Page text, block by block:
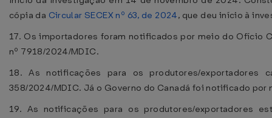
cópia da Circular SECEX nº 63, de 2024, que deu início à
17. Os importadores foram notificados por meio do Ofício
nº 7918/2024/MDIC.
18. As notificações para os produtores/
358/2024/MDIC. Já o Governo do Canadá foi notificado
19. As notificações para os produtores/exportadores